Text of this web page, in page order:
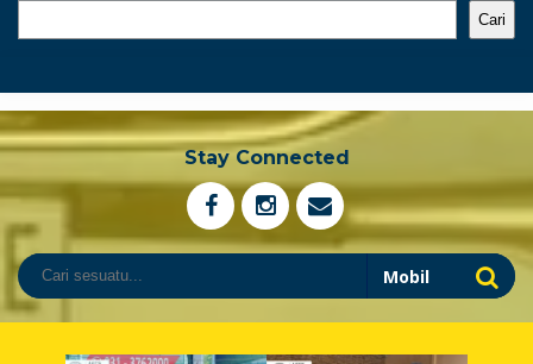
Cari
Stay Connected